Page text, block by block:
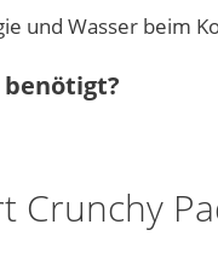
und Wasser beim
Crunchy